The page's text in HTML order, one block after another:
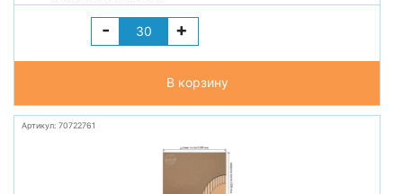
- +
В корзину
Артикул: 70722761